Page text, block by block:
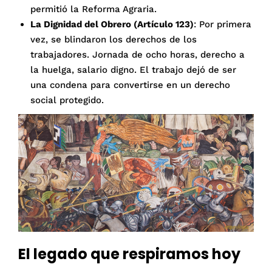
permitió la Reforma Agraria.
La Dignidad del Obrero (Artículo 123): Por primera
vez, se blindaron los derechos de los
trabajadores. Jornada de ocho horas, derecho a
la huelga, salario digno. El trabajo dejó de ser
una condena para convertirse en un derecho
social protegido.
El legado que respiramos hoy